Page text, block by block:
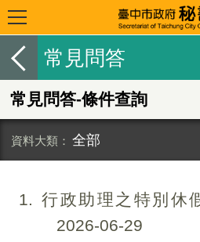
常見問答
常見問答-條件查詢
全部
1
行政助理之特別休
2026-06-29